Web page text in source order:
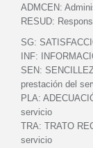
ADMCEN:
RESUD:
SG:
INF:
SEN:
prestación del
PLA:
servicio
TRA: TRATO
servicio